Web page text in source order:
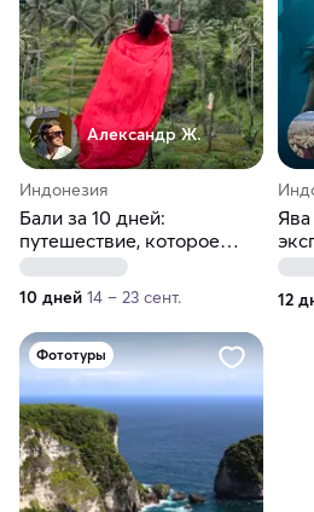
Александр Ж.
Индонезия
Бали за 10 дней:
путешествие, которое
запомнится
10 дней 14 – 23 сент. 12
Фототуры